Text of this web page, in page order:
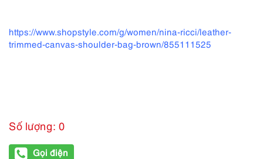
https://www.shopstyle.com/g/women/nina-ricci/leather-
trimmed-canvas-shoulder-bag-brown/855111525
Số lượng: 0
Gọi điện